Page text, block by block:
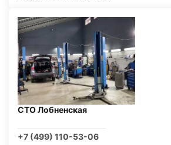
СТО Лобненская
+7 (499) 110-53-06